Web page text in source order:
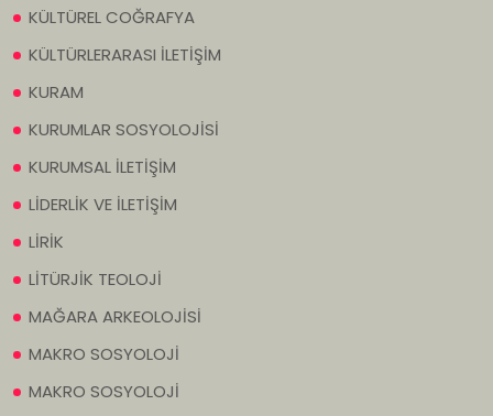
KÜLTÜREL COĞRAFYA
KÜLTÜRLERARASI İLETİŞİM
KURAM
KURUMLAR SOSYOLOJİSİ
KURUMSAL İLETİŞİM
LİDERLİK VE İLETİŞİM
LİRİK
LİTÜRJİK TEOLOJİ
MAĞARA ARKEOLOJİSİ
MAKRO SOSYOLOJİ
MAKRO SOSYOLOJİ